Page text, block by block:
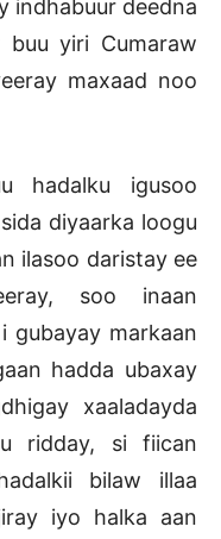
indhabuur deedna
buu yiri Cumaraw
maxaad noo
hadalku igusoo
diyaarka loogu
ilasoo daristay ee
soo inaan
gubayay markaan
hadda ubaxay
xaaladayda
ridday, si fiican
bilaw illaa
iyo halka aan